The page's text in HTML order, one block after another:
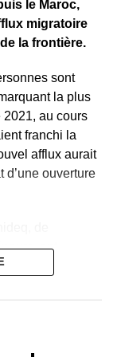
le Maroc,
migratoire
la frontière.
sont
la plus
au cours
franchi la
afflux aurait
d’une ouverture
ont
à bord de
une